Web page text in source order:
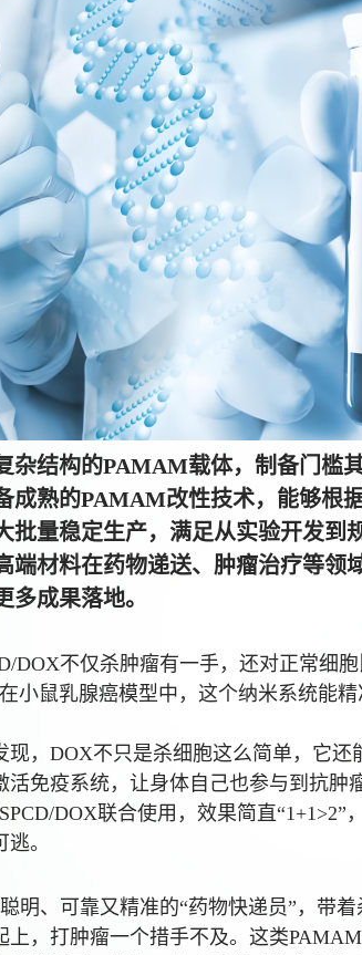
杂结构的PAMAM载体，制备门槛
成熟的PAMAM改性技术，能够根
批量稳定生产，满足从实验开发到
端材料在药物递送、肿瘤治疗等领
成果落地。
DOX不仅杀肿瘤有一手，还对正常细
小鼠乳腺癌模型中，这个纳米系统能
现，DOX不只是杀细胞这么简单，它还
活免疫系统，让身体自己也参与到抗肿
DOX联合使用，效果简直
。
明、可靠又精准的“药物快递员”，带
上，打肿瘤一个措手不及。这类